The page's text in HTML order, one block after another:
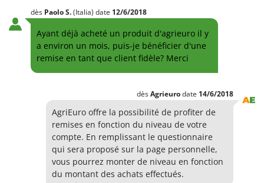
dès PaoloS.(Italia) date 12/6/2018
Ayant déjà acheté un produit d'agrieuro il y
a environ un mois, puis-je bénéficier d'une
remise en tant que client fidèle? Merci
dèsAgrieurodate 14/6/2018
AgriEuro offre la possibilité de profiter de
remises en fonction du niveau de votre
compte. En remplissant le questionnaire
qui sera proposé sur la page personnelle,
vous pourrez monter de niveau en fonction
du montant des achats effectués.